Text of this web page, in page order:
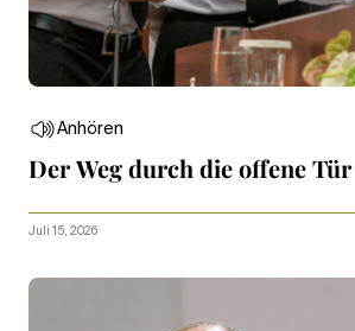
Anhören
Der Weg durch die offene Tür
Juli 15, 2026